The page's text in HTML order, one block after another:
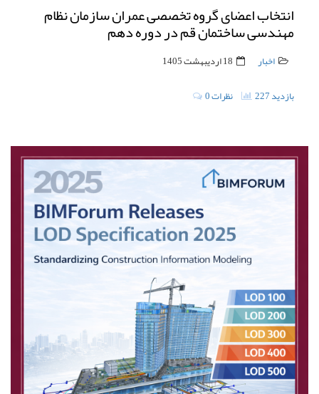
انتخاب اعضای گروه تخصصی عمران سازمان نظام
مهندسی ساختمان قم در دوره دهم
اخبار
18 ارديبهشت 1405
0 نظرات
227 بازدید